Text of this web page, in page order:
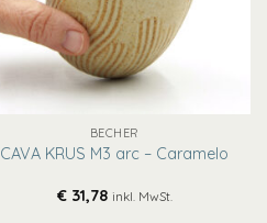
+
BECHER
CAVA KRUS M3 arc – Caramelo
€31,78 inkl. MwSt.